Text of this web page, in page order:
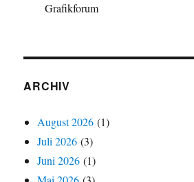
Grafikforum
ARCHIV
August 2026 (1)
Juli 2026 (3)
Juni 2026 (1)